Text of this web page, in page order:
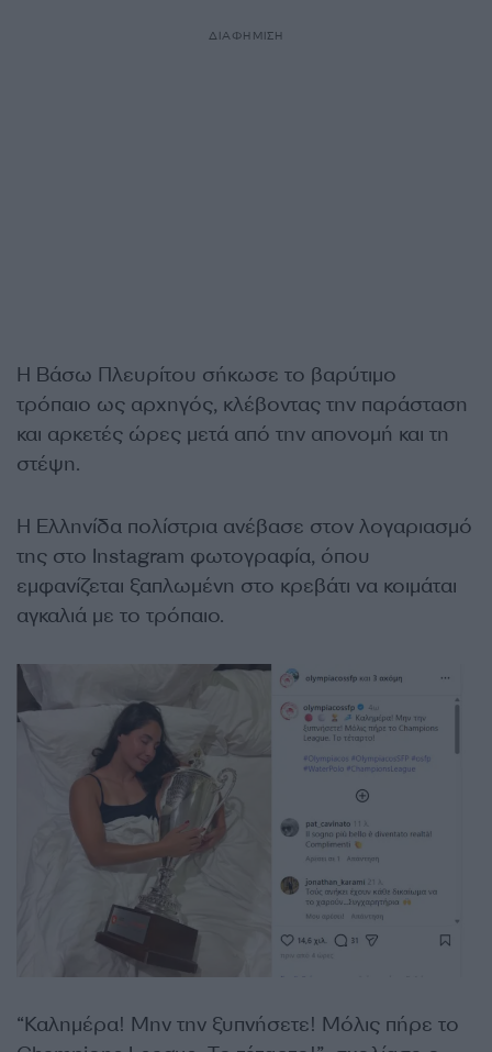
ΔΙΑΦΗΜΙΣΗ
Η Βάσω Πλευρίτου σήκωσε το βαρύτιμο
τρόπαιο ως αρχηγός, κλέβοντας την παράσταση
και αρκετές ώρες μετά από την απονομή και τη
στέψη.
Η Ελληνίδα πολίστρια ανέβασε στον λογαριασμό
της στο Instagram φωτογραφία, όπου
εμφανίζεται ξαπλωμένη στο κρεβάτι να κοιμάται
αγκαλιά με το τρόπαιο.
“Καλημέρα! Μην την ξυπνήσετε! Μόλις πήρε το